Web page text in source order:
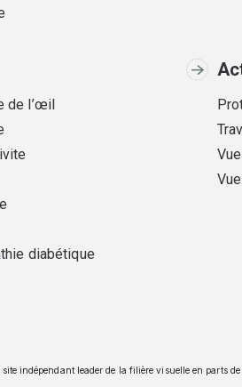
de l’œil
diabétique
indépendant leader de la filière visuelle en parts